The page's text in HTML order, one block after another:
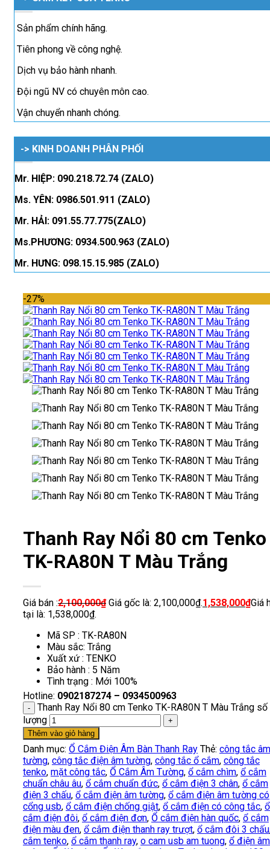
Sản phẩm chính hãng.
Tiên phong về công nghệ.
Dịch vụ bảo hành nhanh.
Đội ngũ NV có chuyên môn cao.
Vận chuyển nhanh chóng.
-> KINH DOANH PHÂN PHỐI
Mr. HIỆP: 090.218.72.74 (ZALO)
Ms. YÊN: 0986.501.911 (ZALO)
Mr. HẢI: 091.55.77.775(ZALO)
Ms.PHƯƠNG: 0934.500.963 (ZALO)
Mr. HƯNG: 098.15.15.985 (ZALO)
-27%
Thanh Ray Nổi 80 cm Tenko
TK-RA80N T Màu Trắng
Giá bán :2,100,000₫ Giá gốc là: 2,100,000₫.1,538,000₫Giá
tại là: 1,538,000₫.
Mã SP : TK-RA80N
Màu sắc: Trắng
Xuất xứ : TENKO
Bảo hành : 5 Năm
Tình trạng : Mới 100%
Hotline: 0902187274 – 0934500963
Thanh Ray Nổi 80 cm Tenko TK-RA80N T Màu Trắng số
lượng
Thêm vào giỏ hàng
Danh mục: Ổ Cắm Điện Âm Bàn Thanh Ray Thẻ: công tắc âm
tường, công tắc điện âm tường, công tắc ổ cắm, công tắc
tenko, mặt công tắc, Ổ Cắm Âm Tường, ổ cắm chìm, ổ cắm
chuẩn châu âu, ổ cắm chuẩn đức, ổ cắm điện 3 chân, ổ cắm
điện 3 chấu, ổ cắm điện âm tường, ổ cắm điện âm tường có
cổng usb, ổ cắm điện chống giật, ổ cắm điện có công tắc, ổ
cắm điện đôi, ổ cắm điện đơn, Ổ cắm điện hàn quốc, ổ cắm
điện màu đen, ổ cắm điện thanh ray trượt, ổ cắm đôi 3 chấu
cắm tenko, ổ cắm thanh ray, o cam usb am tuong, ổ điện âm